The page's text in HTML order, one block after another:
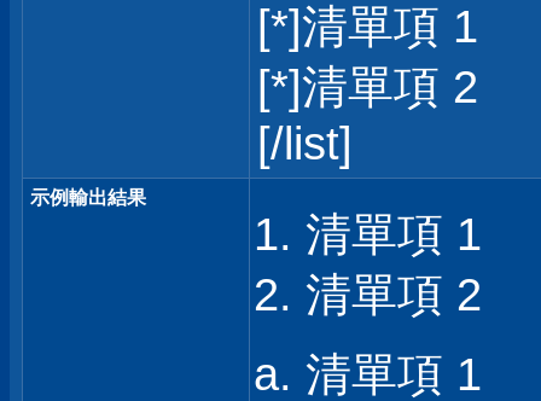
[*]清單項 1
[*]清單項 2
[/list]
示例輸出結果
清單項 1
清單項 2
清單項 1